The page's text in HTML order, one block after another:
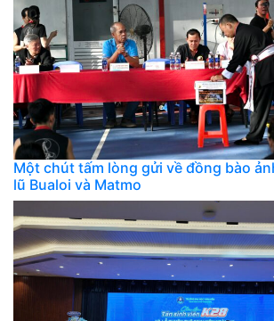
Một chút tấm lòng gửi về đồng bào
lũ Bualoi và Matmo